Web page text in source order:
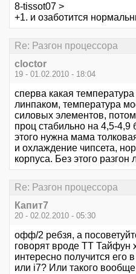
8-tissot07 >
+1. и озаботится
Re: Разгон процессора
cloctor
19 - 01.02.2010 - 18:04
сперва какая
линпаком, температура
силовых элементов,
проц стабильно на 4,5-4,9
этого нужна мама
и охлаждение чипсета,
корпуса. Без этого разгон
Re: Разгон процессора
Капит7
20 - 02.02.2010 - 05:30
офф/2 ребзя, а
говорят вроде TT
интересно получится его
или i7? Или такого